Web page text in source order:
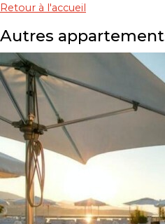
Retour à l'accueil
Autres